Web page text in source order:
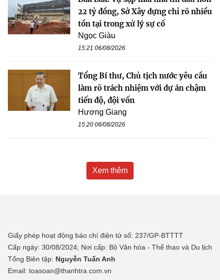
22 tỷ đồng, Sở Xây dựng chỉ rõ nhiều
tồn tại trong xử lý sự cố
Ngọc Giàu
15:21 06/08/2026
Tổng Bí thư, Chủ tịch nước yêu cầu
làm rõ trách nhiệm với dự án chậm
tiến độ, đội vốn
Hương Giang
15:20 06/08/2026
Xem thêm
Giấy phép hoạt động báo chí điện tử số: 237/GP-BTTTT
Cấp ngày: 30/08/2024; Nơi cấp: Bộ Văn hóa - Thể thao và Du lịch
Tổng Biên tập: Nguyễn Tuấn Anh
Email: toasoan@thanhtra.com.vn